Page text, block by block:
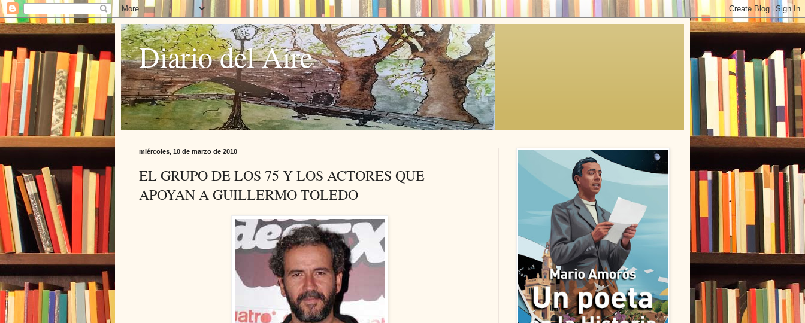
Diario del Aire
miércoles, 10 de marzo de 2010
EL GRUPO DE LOS 75 Y LOS ACTORES QUE
APOYAN A GUILLERMO TOLEDO